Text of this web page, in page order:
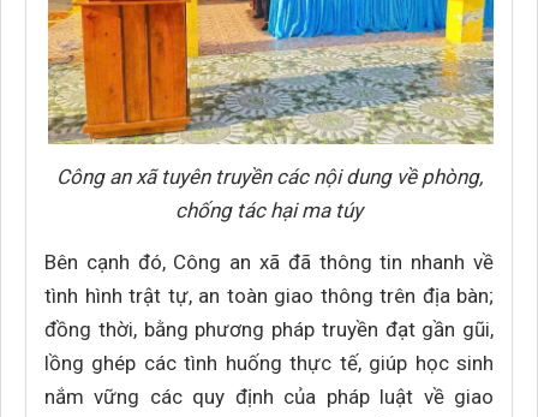
Công an xã tuyên truyền các nội dung về phòng,
chống tác hại ma túy
Bên cạnh đó, Công an xã đã thông tin nhanh về
tình hình trật tự, an toàn giao thông trên địa bàn;
đồng thời, bằng phương pháp truyền đạt gần gũi,
lồng ghép các tình huống thực tế, giúp học sinh
nắm vững các quy định của pháp luật về giao